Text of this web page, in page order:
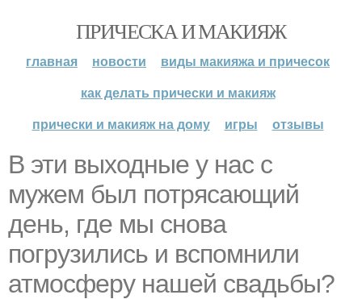
ПРИЧЕСКА И МАКИЯЖ
главная новости
виды макияжа и причесок
как делать прически и макияж
прически и макияж на дому
игры отзывы
В эти выходные у нас с
мужем был потрясающий
день, где мы снова
погрузились и вспомнили
атмосферу нашей свадьбы?